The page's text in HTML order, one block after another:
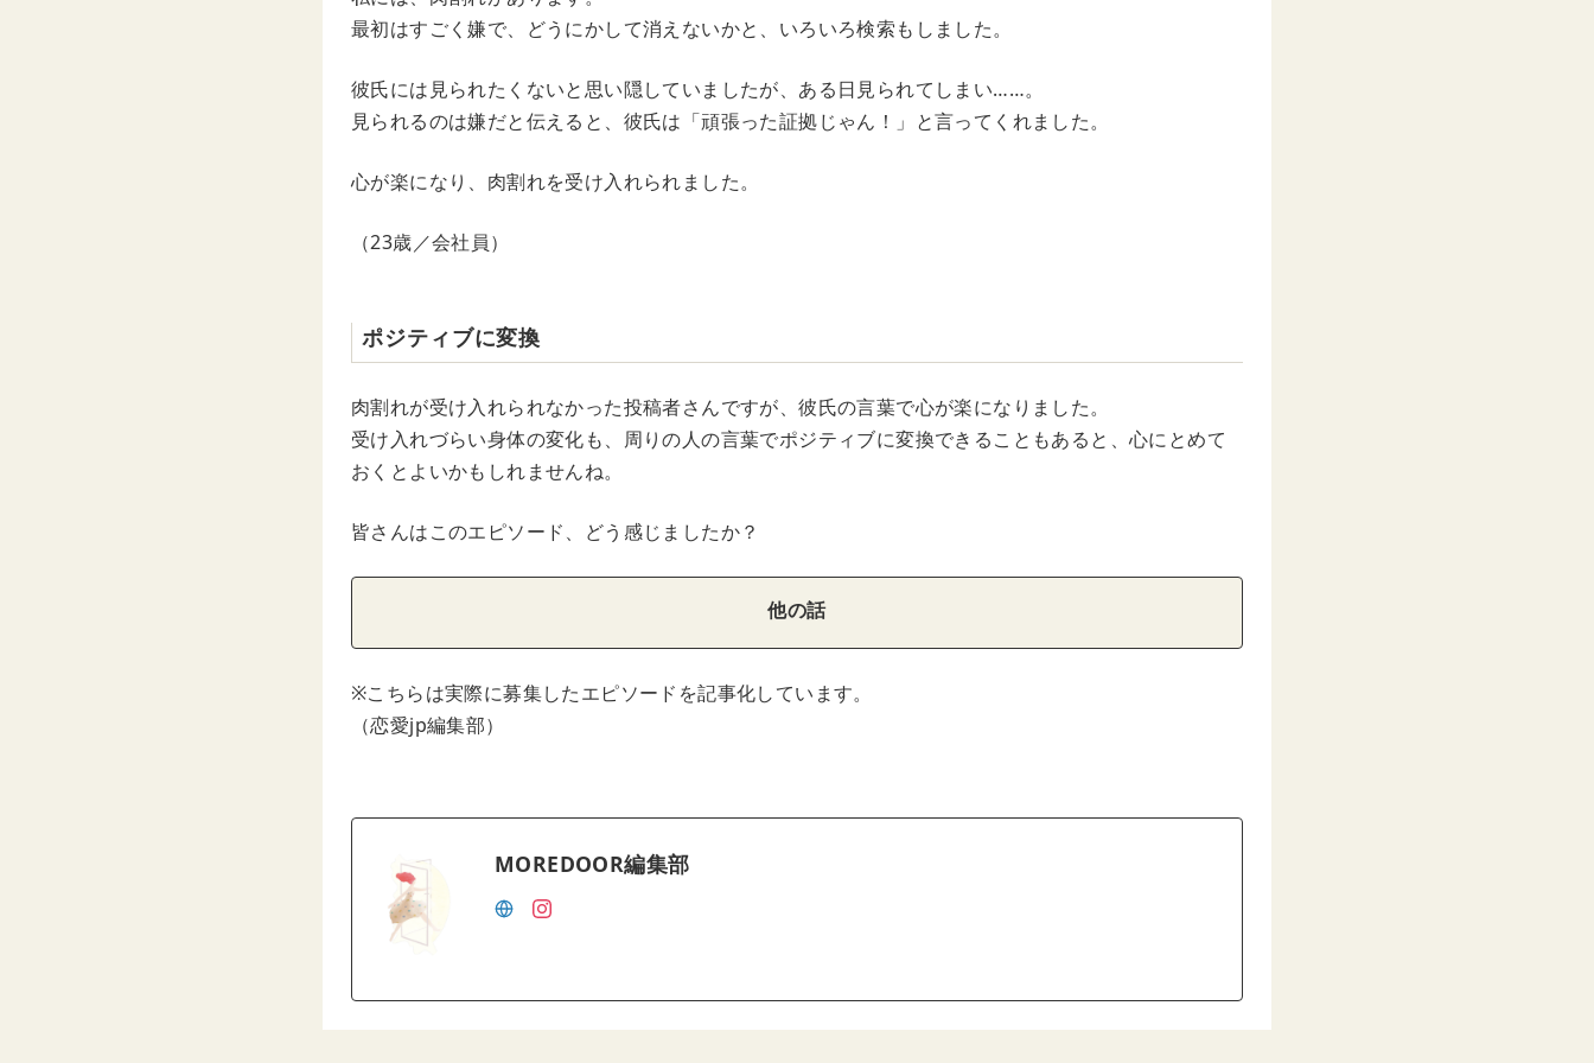
最初はすごく嫌で、どうにかして消えないかと、いろいろ検索もしました。
彼氏には見られたくないと思い隠していましたが、ある日見られてしまい……。
見られるのは嫌だと伝えると、彼氏は「頑張った証拠じゃん！」と言ってくれました。
心が楽になり、肉割れを受け入れられました。
（23歳／会社員）
ポジティブに変換
肉割れが受け入れられなかった投稿者さんですが、彼氏の言葉で心が楽になりました。
受け入れづらい身体の変化も、周りの人の言葉でポジティブに変換できることもあると、心にとめて
おくとよいかもしれませんね。
皆さんはこのエピソード、どう感じましたか？
他の話
※こちらは実際に募集したエピソードを記事化しています。
（恋愛jp編集部）
MOREDOOR編集部